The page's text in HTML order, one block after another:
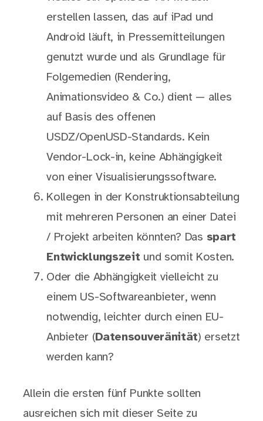
erstellen lassen, das auf iPad und
Android läuft, in Pressemitteilungen
genutzt wurde und als Grundlage für
Folgemedien (Rendering,
Animationsvideo & Co.) dient — alles
auf Basis des offenen
USDZ/OpenUSD-Standards. Kein
Vendor-Lock-in, keine Abhängigkeit
von einer Visualisierungssoftware.
Kollegen in der Konstruktionsabteilung
mit mehreren Personen an einer Datei
/ Projekt arbeiten könnten? Das spart
Entwicklungszeit und somit Kosten.
Oder die Abhängigkeit vielleicht zu
einem US-Softwareanbieter, wenn
notwendig, leichter durch einen EU-
Anbieter (Datensouveränität) ersetzt
werden kann?
Allein die ersten fünf Punkte sollten
ausreichen sich mit dieser Seite zu